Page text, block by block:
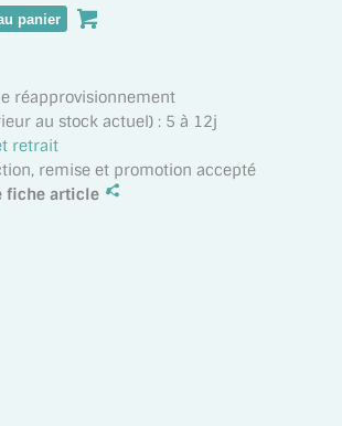
réapprovisionnement
au stock actuel) : 5 à 12j
retrait
remise et promotion accepté
fiche article